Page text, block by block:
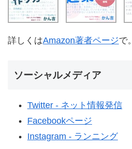
詳しくはAmazon著者ページで。
ソーシャルメディア
Twitter - ネット情報発信
Facebookページ
Instagram - ランニング